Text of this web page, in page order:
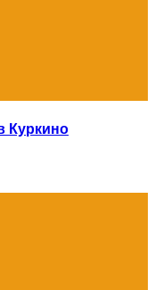
Куркино